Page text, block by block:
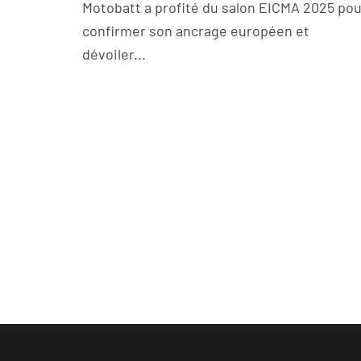
Motobatt a profité du salon EICMA 2025
confirmer son ancrage européen et
dévoiler...